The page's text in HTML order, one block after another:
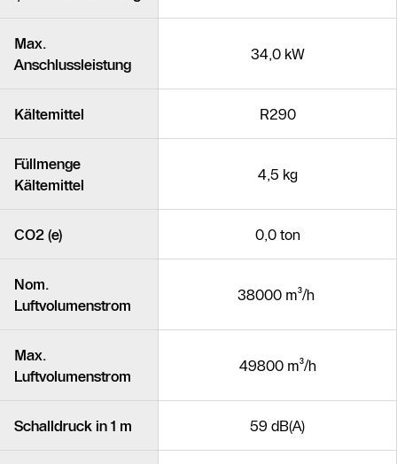
Max.
Anschlussleistung
34,0 kW
Kältemittel R290
Füllmenge
Kältemittel
4,5 kg
CO2 (e) 0,0 ton
Nom.
Luftvolumenstrom
38000 m³/h
Max.
Luftvolumenstrom
49800 m³/h
Schalldruck in 1 m 59 dB(A)